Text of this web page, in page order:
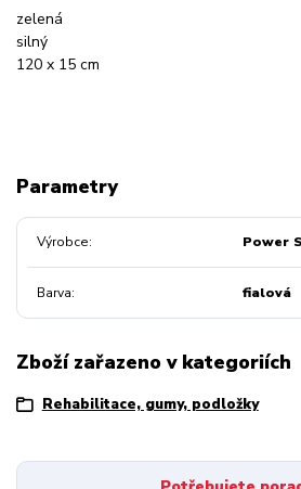
zelená
silný
120 x 15 cm
Parametry
Výrobce Power
Barva fialová
Zboží zařazeno v kategoriích
Rehabilitace, gumy, podložky